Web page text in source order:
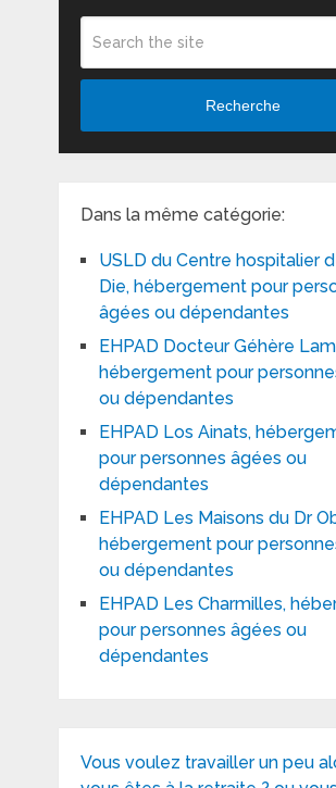
Recherche
Dans la même catégorie:
USLD du Centre hospitalier
Die, hébergement pour
âgées ou dépendantes
EHPAD Docteur Géhère
hébergement pour
ou dépendantes
EHPAD Los Ainats,
pour personnes âgées ou
dépendantes
EHPAD Les Maisons du Dr
hébergement pour
ou dépendantes
EHPAD Les Charmilles,
pour personnes âgées ou
dépendantes
Vous voulez travailler un peu